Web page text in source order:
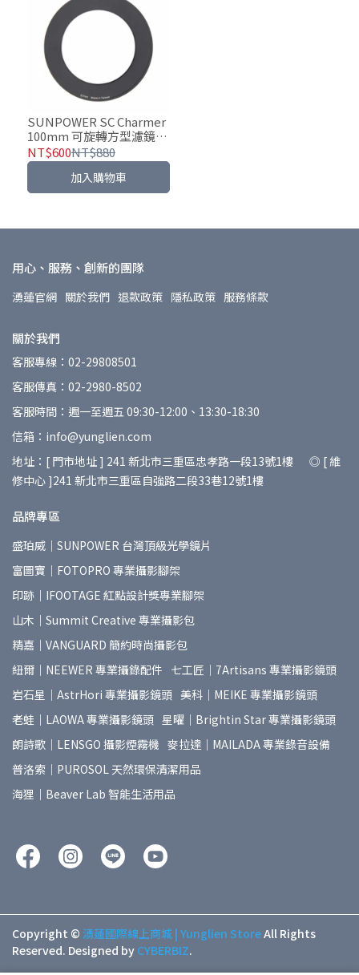
SUNPOWER SC Charmer
100mm 可旋轉方型濾鏡支
架轉接環
NT$600NT$880
加入購物車
用心、服務、創新的團隊
湧蓮官網 關於我們 退款政策 隱私政策 服務條款
關於我們
客服專線：02-29808501
客服傳真：02-2980-8502
客服時間：週一至週五 09:30-12:00、13:30-18:30
信箱：info@yunglien.com
地址：[ 門市地址 ] 241 新北市三重區忠孝路一段13號1樓 ◎ [ 維
修中心 ]241 新北市三重區自強路二段33巷12號1樓
品牌專區
盛珀威｜SUNPOWER 台灣頂級光學鏡片
富圖寶｜FOTOPRO 專業攝影腳架
印跡｜IFOOTAGE 紅點設計獎專業腳架
山木｜Summit Creative 專業攝影包
精嘉｜VANGUARD 簡約時尚攝影包
紐爾｜NEEWER 專業攝錄配件 七工匠｜7Artisans 專業攝影鏡頭
岩石星｜AstrHori 專業攝影鏡頭 美科｜MEIKE 專業攝影鏡頭
老蛙｜LAOWA 專業攝影鏡頭 星曜｜Brightin Star 專業攝影鏡頭
朗詩歌｜LENSGO 攝影煙霧機 麥拉達｜MAILADA 專業錄音設備
普洛索｜PUROSOL 天然環保清潔用品
海狸｜Beaver Lab 智能生活用品
Copyright © 湧蓮國際線上商城 | Yunglien StoreAll Rights
Reserved. Designed by CYBERBIZ.